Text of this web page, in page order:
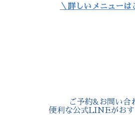
＼詳しいメニューは
ご予約&お問い合
便利な公式LINEがおす